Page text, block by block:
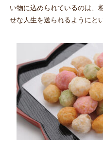
い物に込められているのは、
せな人生を送られるようにと